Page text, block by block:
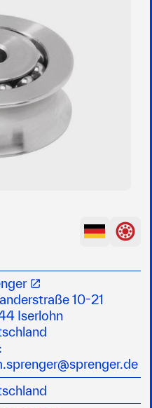
für geringe Reibung
geeignet
oder Umlenkrolle
Sprenger
10-21
Iserlohn